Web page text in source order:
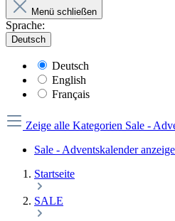
Menü schließen
Sprache:
Deutsch
Deutsch
English
Français
Zeige alle Kategorien Sale -
Sale - Adventskalender
Startseite
SALE